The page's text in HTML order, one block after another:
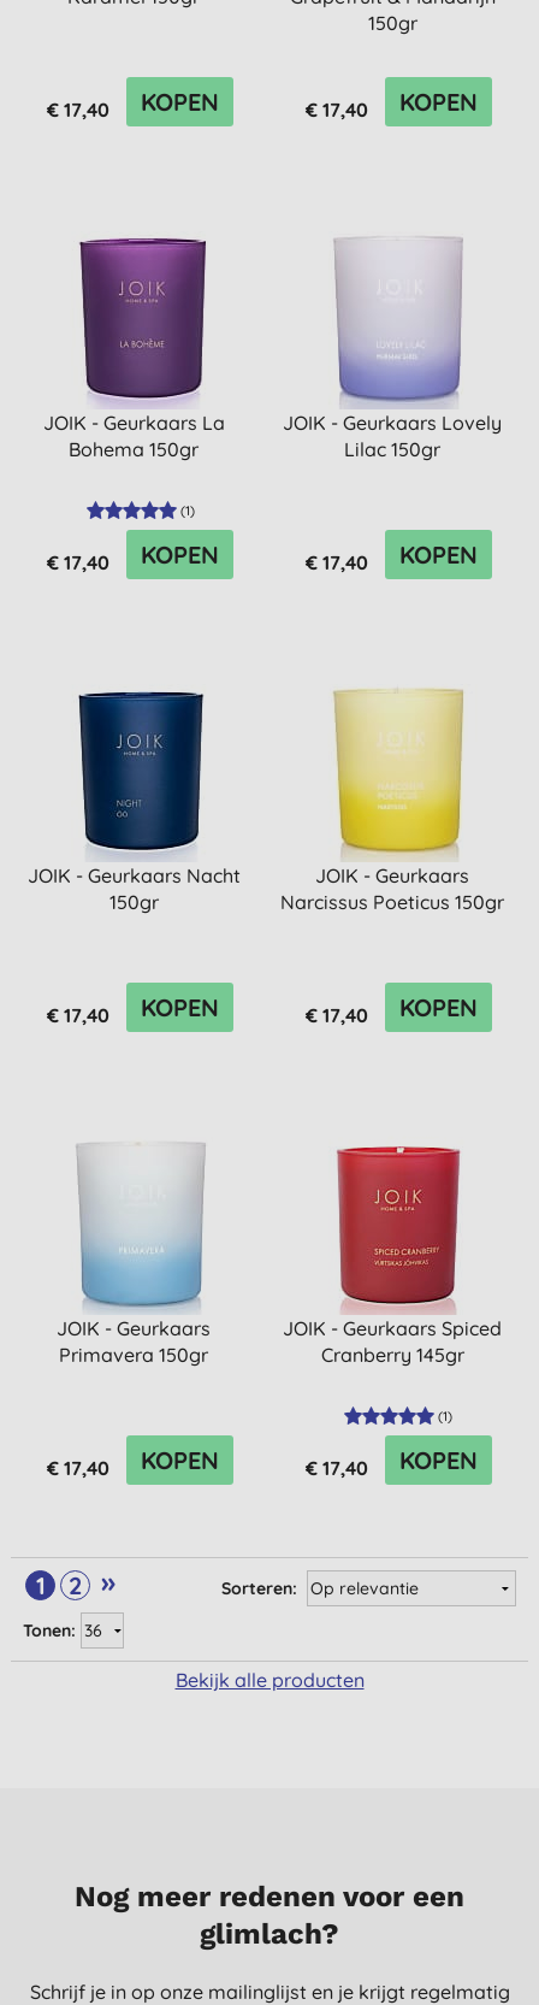
€ 17,40 KOPEN
150gr
€ 17,40 KOPEN
JOIK - Geurkaars La
Bohema 150gr
(1)
€ 17,40 KOPEN
JOIK - Geurkaars Lovely
Lilac 150gr
€ 17,40 KOPEN
JOIK - Geurkaars Nacht
150gr
€ 17,40 KOPEN
JOIK - Geurkaars
Narcissus Poeticus 150gr
€ 17,40 KOPEN
JOIK - Geurkaars
Primavera 150gr
€ 17,40 KOPEN
JOIK - Geurkaars Spiced
Cranberry 145gr
(1)
€ 17,40 KOPEN
1 2 »
Sorteren:
Tonen:
Bekijk alle producten
Nog meer redenen voor een
glimlach?
Schrijf je in op onze mailinglijst en je krijgt regelmatig